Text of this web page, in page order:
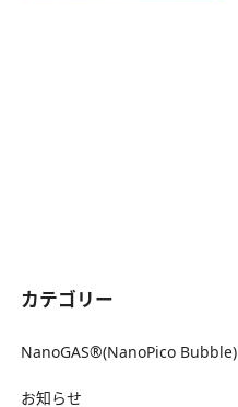
カテゴリー
NanoGAS®(NanoPico Bubble)
お知らせ